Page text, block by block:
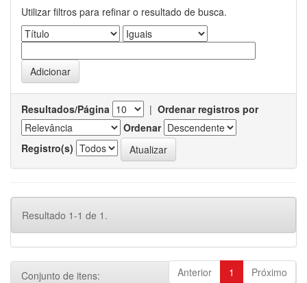
Utilizar filtros para refinar o resultado de busca.
Resultados/Página | Ordenar registros por
Ordenar
Registro(s)
Resultado 1-1 de 1.
Anterior 1 Próximo
Conjunto de itens: